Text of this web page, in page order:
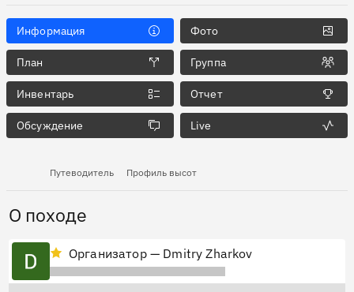
Информация Фото
План Группа
Инвентарь Отчет
Обсуждение Live
Путеводитель Профиль высот
О походе
Организатор — Dmitry Zharkov